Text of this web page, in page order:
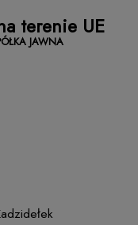
terenie UE
JAWNA